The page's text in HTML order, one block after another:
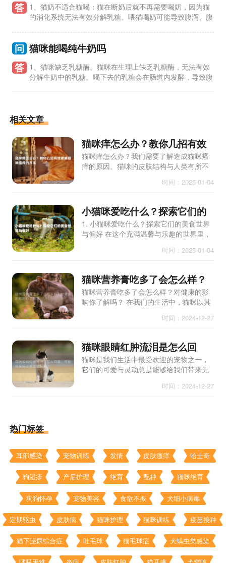
答 1、猫奶不适合猫喝：猫在断奶后就不再需要喝奶，因为猫
的消化系统无法有效分解乳糖。喂猫喝奶可能导致腹泻、腹
问 猫咪能喝纯牛奶吗
答 1、猫咪缺乏乳糖酶。猫咪在生理上缺乏乳糖酶，无法有效
分解牛奶中的乳糖。喝下去的乳糖会在肠道内发酵，导致腹
相关文章
猫咪痒怎么办？教你几招有效
缓解猫咪瘙痒的方法
猫咪痒怎么办？我们需要了解造成猫咪瘙
痒的原因。猫咪的皮肤结构与人类有所不
不同。常见的原因包括寄生虫感染、过敏
时间：2025-01-04
小猫咪爱吃什么？探索它们的
美食世界与偏好
1. 小猫咪爱吃什么？探索它们的美食世界
与偏好 在这个充满温馨与乐趣的世界里，
了无数宠物爱好者的心。作为猫咪的主
时间：2025-01-04
猫咪营养膏吃多了会怎么样？
对健康的影响你了解吗
猫咪营养膏吃多了会怎么样？对健康的影
响你了解吗？ 在我们的生活中，猫咪以其
爱。作为宠物的主人，我们总是希望能给
时间：2024-12-27
猫咪眼睛红肿流泪是怎么回
事，可能是疾病还是过敏反
应？
猫咪是我们生活中最受欢迎的宠物之一，
它们的可爱与灵动总是能够给我们带来无
刻关注它们的健康状况。很多猫咪主人可
时间：2024-12-27
热门标签
耳部感染 宠物训练 发情 皮肤瘙痒 哈士奇
狗湿疹 产后护理 绝育 配种 猫咪绝育
狗狗怀孕 宠物美容 食欲不振 犬细小病毒
定期驱虫 皮肤病 猫咪护理 猫咪训练 疫苗接种
猫下泌尿综合症 吐毛球 猫毛球症 犬螨虫类感染